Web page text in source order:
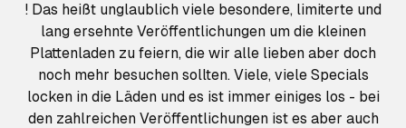
! Das heißt unglaublich viele besondere, limiterte und
lang ersehnte Veröffentlichungen um die kleinen
Plattenladen zu feiern, die wir alle lieben aber doch
noch mehr besuchen sollten. Viele, viele Specials
locken in die Läden und es ist immer einiges los - bei
den zahlreichen Veröffentlichungen ist es aber auch